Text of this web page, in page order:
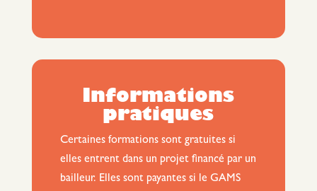
Informations
pratiques
Certaines formations sont gratuites si
elles entrent dans un projet financé par un
bailleur. Elles sont payantes si le GAMS